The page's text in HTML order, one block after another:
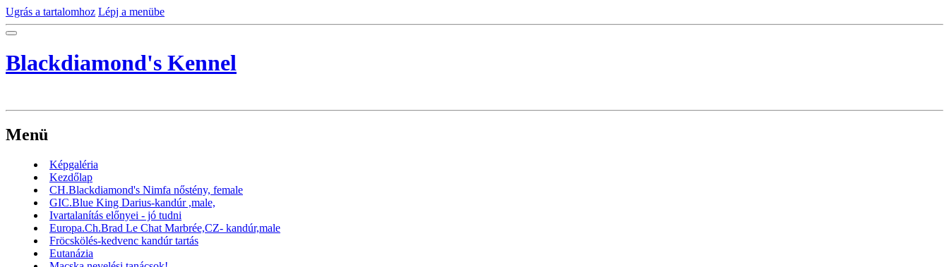
Ugrás a tartalomhoz Lépj a menübe
Blackdiamond's Kennel
Menü
Képgaléria
Kezdőlap
CH.Blackdiamond's Nimfa nőstény, female
GIC.Blue King Darius-kandúr ,male,
Ivartalanítás előnyei - jó tudni
Europa.Ch.Brad Le Chat Marbrée,CZ- kandúr,male
Fröcskölés-kedvenc kandúr tartás
Eutanázia